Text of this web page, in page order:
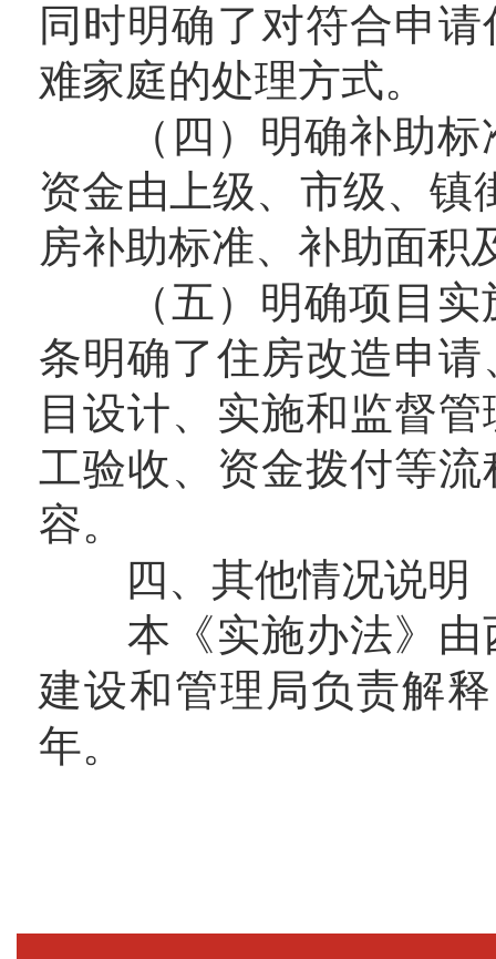
同时明确了对符合申
难家庭的处理方式。
（四）明确补助标
资金由上级、市级、镇
房补助标准、补助面积
（五）明确项目实
条明确了住房改造申
目设计、实施和监督
工验收、资金拨付等
容。
四、其他情况说明
本《实施办法》由
建设和管理局负责解
年。